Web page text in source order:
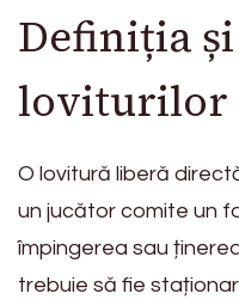
Definiția
loviturilor
O lovitură liberă
un jucător comite un
împingerea sau
trebuie să fie